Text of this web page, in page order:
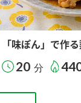
「味ぽん」で作
20 分